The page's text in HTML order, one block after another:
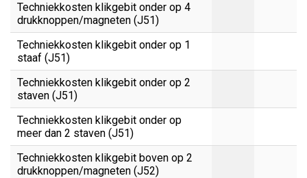
Techniekkosten klikgebit onder op 4
drukknoppen/magneten (J51)
Techniekkosten klikgebit onder op 1
staaf (J51)
Techniekkosten klikgebit onder op 2
staven (J51)
Techniekkosten klikgebit onder op
meer dan 2 staven (J51)
Techniekkosten klikgebit boven op 2
drukknoppen/magneten (J52)